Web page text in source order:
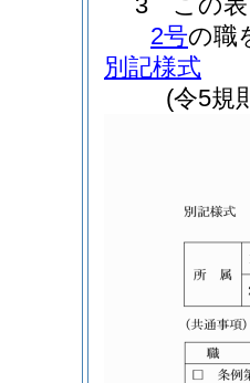
2号の職
別記様式
(令5規